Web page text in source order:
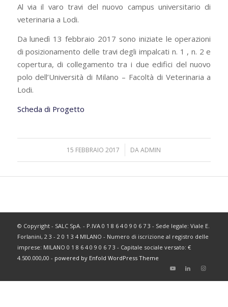
Al via il varo travi del nuovo campus universitario di
veterinaria a Lodi.
Da lunedì 13 febbraio 2017 sono iniziate le operazioni
di posizionamento delle travi degli impalcati n. 1 , n. 2 e
copertura, di collegamento tra i due edifici del nuovo
polo dell’Università di Milano – Facoltà di Veterinaria a
Lodi.
Scheda di Progetto
15 FEBBRAIO 2017
/ DAADMIN
© Copyright - SALC SpA. - P.IVA 0 1 8 6 4 0 9 0 6 7 3 - Sede legale: Viale E.
Forlanini, 2 3 - 2 0 1 3 4 MILANO - Numero di iscrizione al registro delle
imprese: MILANO 0 1 8 6 4 0 9 0 6 7 3 - Capitale sociale versato: €
4.500.000,00 - powered by Enfold WordPress Theme